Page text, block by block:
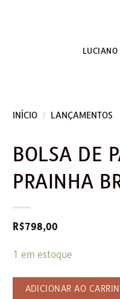
INÍCIO / LANÇAMENTOS
BOLSA DE
PRAINHA
R$798,00
1 em estoque
ADICIONAR AO